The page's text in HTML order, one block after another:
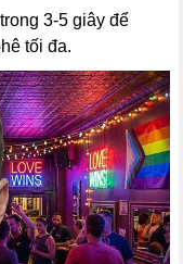
3-5 giây để
tối đa.